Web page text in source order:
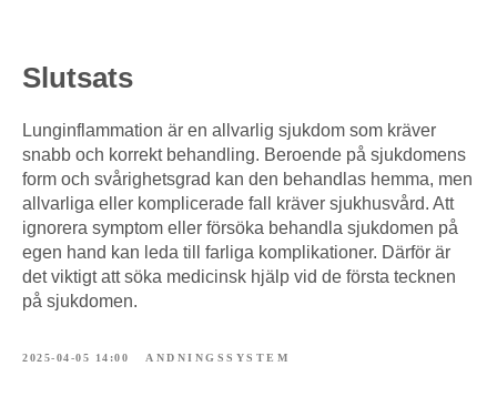
Slutsats
Lunginflammation är en allvarlig sjukdom som kräver
snabb och korrekt behandling. Beroende på sjukdomens
form och svårighetsgrad kan den behandlas hemma, men
allvarliga eller komplicerade fall kräver sjukhusvård. Att
ignorera symptom eller försöka behandla sjukdomen på
egen hand kan leda till farliga komplikationer. Därför är
det viktigt att söka medicinsk hjälp vid de första tecknen
på sjukdomen.
2025-04-05 14:00 ANDNINGSSYSTEM